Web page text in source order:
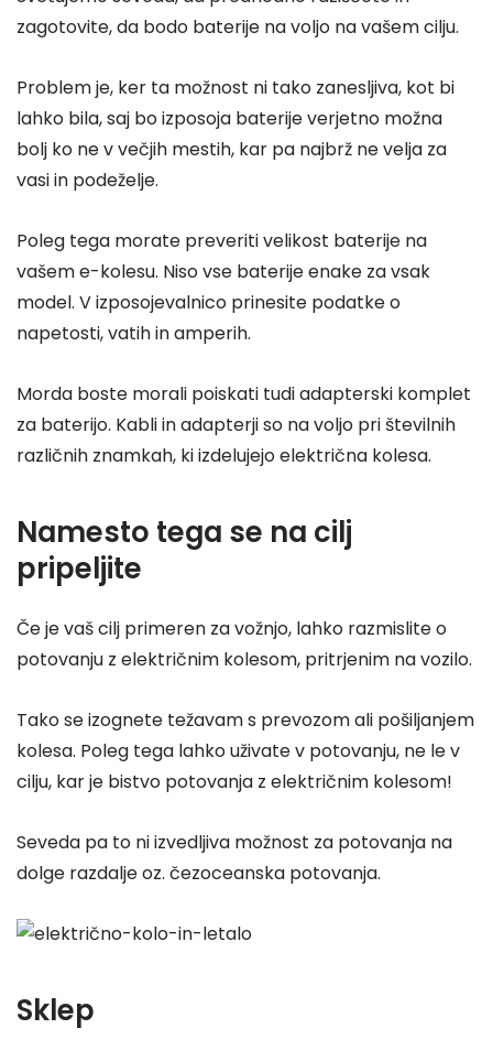
zagotovite, da bodo baterije na voljo na vašem cilju.
Problem je, ker ta možnost ni tako zanesljiva, kot bi
lahko bila, saj bo izposoja baterije verjetno možna
bolj ko ne v večjih mestih, kar pa najbrž ne velja za
vasi in podeželje.
Poleg tega morate preveriti velikost baterije na
vašem e-kolesu. Niso vse baterije enake za vsak
model. V izposojevalnico prinesite podatke o
napetosti, vatih in amperih.
Morda boste morali poiskati tudi adapterski komplet
za baterijo. Kabli in adapterji so na voljo pri številnih
različnih znamkah, ki izdelujejo električna kolesa.
Namesto tega se na cilj
pripeljite
Če je vaš cilj primeren za vožnjo, lahko razmislite o
potovanju z električnim kolesom, pritrjenim na vozilo.
Tako se izognete težavam s prevozom ali pošiljanjem
kolesa. Poleg tega lahko uživate v potovanju, ne le v
cilju, kar je bistvo potovanja z električnim kolesom!
Seveda pa to ni izvedljiva možnost za potovanja na
dolge razdalje oz. čezoceanska potovanja.
Sklep